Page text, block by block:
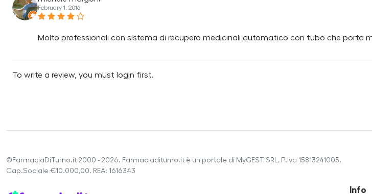
February 1, 2016
Molto professionali con sistema di recupero medicinali automatico con tubo che porta
To write a review, you must login first.
©FarmaciaDiTurno.it 2000 - 2026. Farmaciaditurno.it è un portale di MyGEST SRL, P.Iva 15813241005.
Cap.Sociale €10.000,00. REA: 1616343
Info